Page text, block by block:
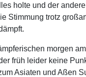
holte und der
Stimmung trotz
morgen
früh leider keine
Asiaten und Aßen